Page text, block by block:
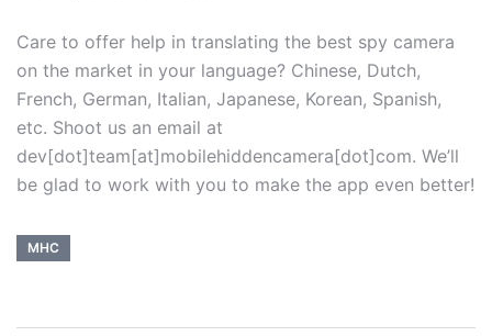
Care to offer help in translating the best spy camera
on the market in your language? Chinese, Dutch,
French, German, Italian, Japanese, Korean, Spanish,
etc. Shoot us an email at
dev[dot]team[at]mobilehiddencamera[dot]com. We’ll
be glad to work with you to make the app even better!
MHC